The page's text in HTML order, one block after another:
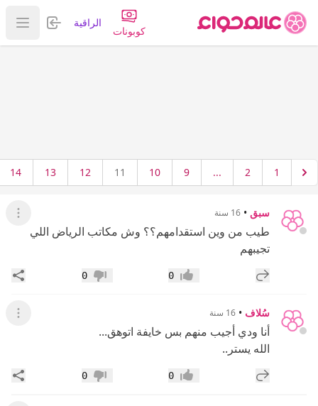
كوبونات
الراقية تسجيل
عرض
1
2
...
9
10
11
12
13
14
سبق • 16 سنة عرض
طيب من وين استقدامهم؟؟ وش مكاتب الرياض اللي
تجيبهم
إضافة رد جديد إعجاب0 عدم إعجاب
0
سُلاف • 16 سنة عرض
أنا ودي أجيب منهم بس خايفة اتوهق...
الله يستر..
إضافة رد جديد إعجاب0 عدم إعجاب
0